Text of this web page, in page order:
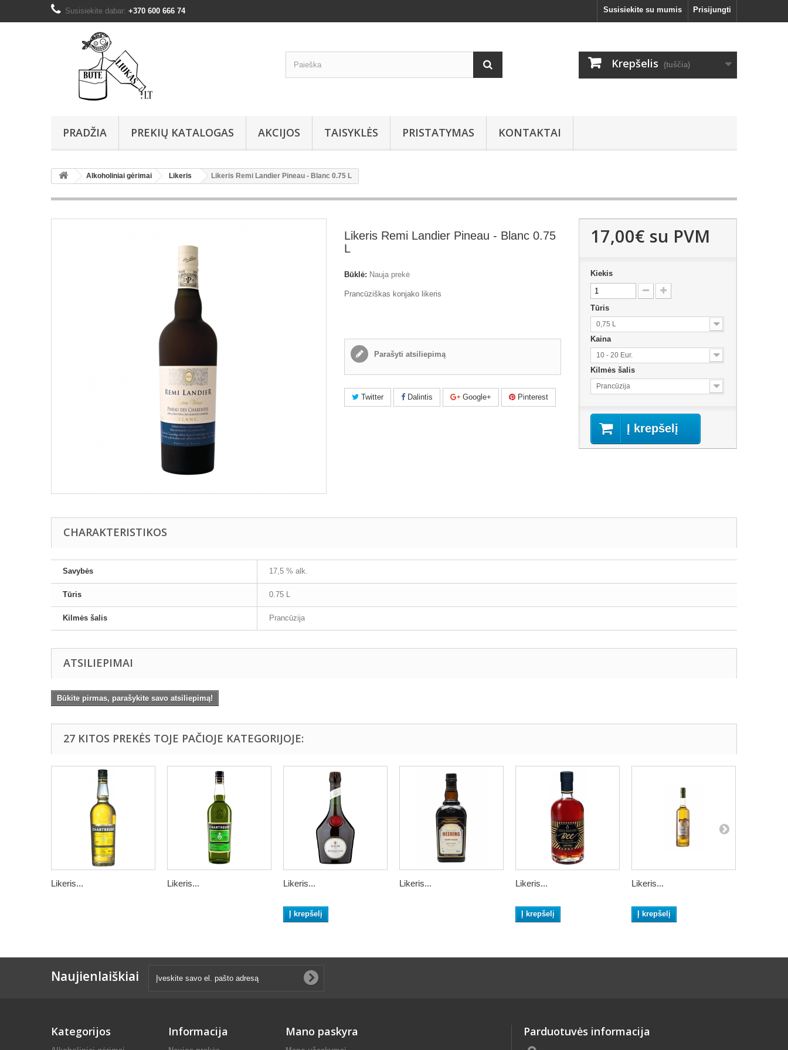
Prisijungti
Susisiekite su mumis
Susisiekite dabar: +370 600 666 74
Krepšelis (tuščia)
PRADŽIA PREKIŲ KATALOGAS AKCIJOS TAISYKLĖS PRISTATYMAS KONTAKTAI
Alkoholiniai gėrimai Likeris Likeris Remi Landier Pineau - Blanc 0.75 L
Likeris Remi Landier Pineau - Blanc 0.75
L
Būklė: Nauja prekė
Prancūziškas konjako likeris
Parašyti atsiliepimą
Twitter Dalintis Google+ Pinterest
17,00€ su PVM
Kiekis
Tūris
0,75 L
Kaina
10 - 20 Eur.
Kilmės šalis
Prancūzija
Į krepšelį
CHARAKTERISTIKOS
Savybės 17,5 % alk.
Tūris 0.75 L
Kilmės šalis Prancūzija
ATSILIEPIMAI
Būkite pirmas, parašykite savo atsiliepimą!
27 KITOS PREKĖS TOJE PAČIOJE KATEGORIJOJE:
Likeris... Likeris... Likeris...
Į krepšelį
Likeris... Likeris...
Į krepšelį
Likeris...
Į krepšelį
Naujienlaiškiai
Kategorijos Informacija Mano paskyra Parduotuvės informacija